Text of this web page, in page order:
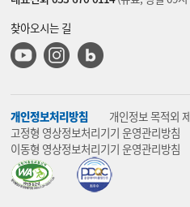
찾아오시는 길
유튜브인스타그램블로그
개인정보처리방침 개인정보 목적외
고정형 영상정보처리기기 운영관리방침
이동형 영상정보처리기기 운영관리방침